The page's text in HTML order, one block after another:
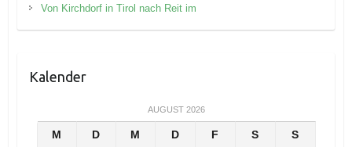
Von Kirchdorf in Tirol nach Reit im
Kalender
AUGUST 2026
M D M D F S S